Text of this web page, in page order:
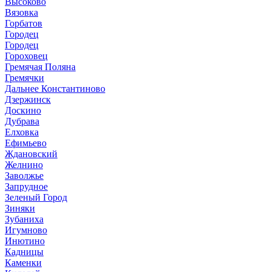
Вязовка
Горбатов
Городец
Городец
Гороховец
Гремячая Поляна
Гремячки
Дальнее Константиново
Дзержинск
Доскино
Дубрава
Елховка
Ефимьево
Ждановский
Желнино
Заволжье
Запрудное
Зеленый Город
Зиняки
Зубаниха
Игумново
Инютино
Кадницы
Каменки